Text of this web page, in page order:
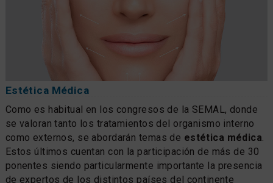
Estética Médica
Como es habitual en los congresos de la SEMAL, donde
se valoran tanto los tratamientos del organismo interno
como externos, se abordarán temas de estética médica.
Estos últimos cuentan con la participación de más de 30
ponentes siendo particularmente importante la presencia
de expertos de los distintos países del continente